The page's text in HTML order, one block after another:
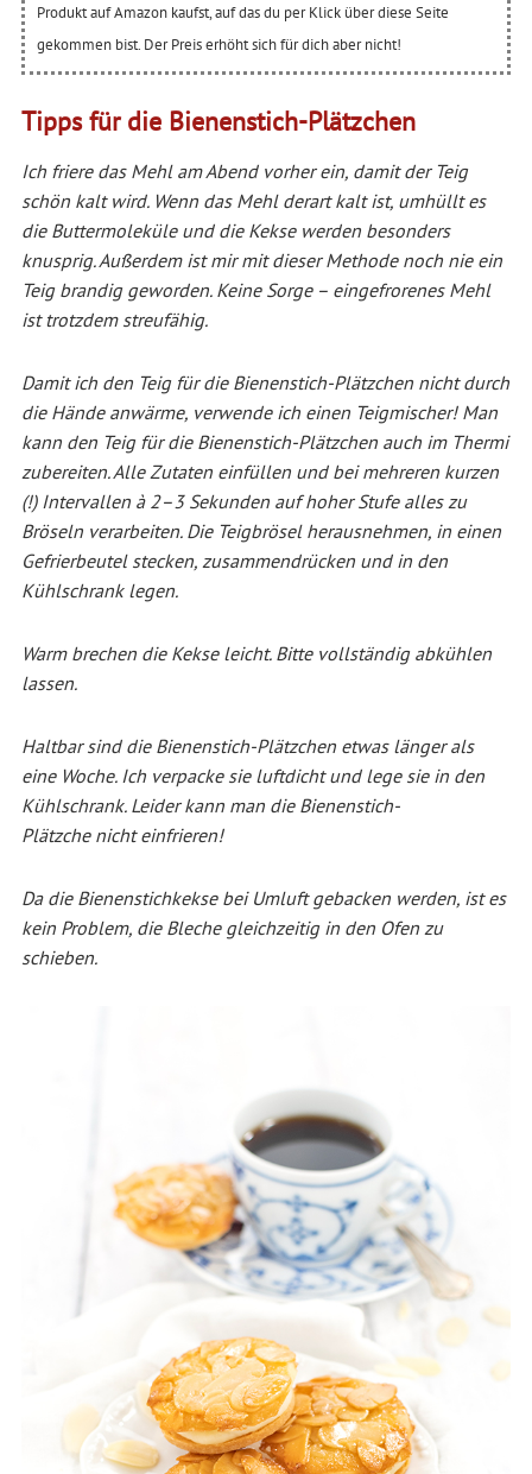
Produkt auf Amazon kaufst, auf das du per Klick über diese Seite
gekommen bist. Der Preis erhöht sich für dich aber nicht!
Tipps für die Bienenstich-Plätzchen
Ich friere das Mehl am Abend vorher ein, damit der Teig
schön kalt wird. Wenn das Mehl derart kalt ist, umhüllt es
die Buttermoleküle und die Kekse werden besonders
knusprig. Außerdem ist mir mit dieser Methode noch nie ein
Teig brandig geworden. Keine Sorge – eingefrorenes Mehl
ist trotzdem streufähig.
Damit ich den Teig für die Bienenstich-Plätzchen nicht durch
die Hände anwärme, verwende ich einen Teigmischer! Man
kann den Teig für die Bienenstich-Plätzchen auch im Thermi
zubereiten. Alle Zutaten einfüllen und bei mehreren kurzen
(!) Intervallen à 2–3 Sekunden auf hoher Stufe alles zu
Bröseln verarbeiten. Die Teigbrösel herausnehmen, in einen
Gefrierbeutel stecken, zusammendrücken und in den
Kühlschrank legen.
Warm brechen die Kekse leicht. Bitte vollständig abkühlen
lassen.
Haltbar sind die Bienenstich-Plätzchen etwas länger als
eine Woche. Ich verpacke sie luftdicht und lege sie in den
Kühlschrank. Leider kann man die Bienenstich-
Plätzchenicht einfrieren!
Da die Bienenstichkekse bei Umluft gebacken werden, ist es
kein Problem, die Bleche gleichzeitig in den Ofen zu
schieben.